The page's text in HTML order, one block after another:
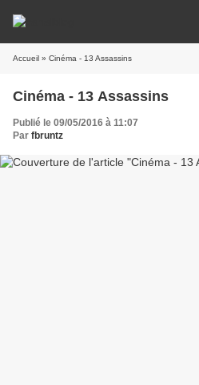
Accueil » Cinéma - 13 Assassins
Cinéma - 13 Assassins
Publié le 09/05/2016 à 11:07
Par fbruntz